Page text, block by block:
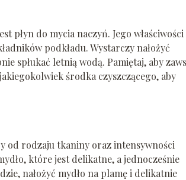
płyn do mycia naczyń. Jego właściwości
podkładu. Wystarczy nałożyć
spłukać letnią wodą. Pamiętaj, aby
środka czyszczącego, aby
od rodzaju tkaniny oraz intensywności
które jest delikatne, a jednocześnie
nałożyć mydło na plamę i delikatnie